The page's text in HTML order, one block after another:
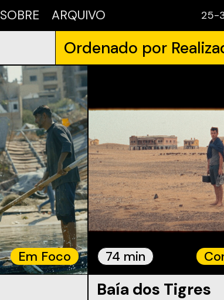
SOBRE ARQUIVO 25-
Ordenado por
Em Foco 74 min
Baía dos Tigres